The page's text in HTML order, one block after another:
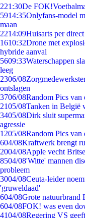
221:30De
5914:35Onlyfans-model
maan
2214:09Huisarts per
1610:32Drone met
hybride aanval
5609:33Waterschappen
leeg
2306/08
ontslagen
3706/08Random Pics van
2105/08Tanken in België
3405/08Dirk sluit
agressie
1205/08Random Pics van
604/08Kraftwerk brengt
2004/08Apple vecht
8504/08'Witte' mannen
probleem
3004/08Ceuta-leider
'gruweldaad'
604/08Grote natuurbrand
604/08FOK! was even
4104/08Regering VS